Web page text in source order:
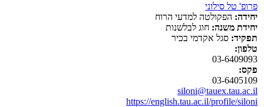
פרופ' טל סילוני
יחידה: הפקולטה למדעי הרוח
יחידת משנה: חוג לבלשנות
תפקיד: סגל אקדמי בכיר
טלפון:
03-6409093
פקס:
03-6405109
siloni@tauex.tau.ac.il
https://english.tau.ac.il/profile/siloni